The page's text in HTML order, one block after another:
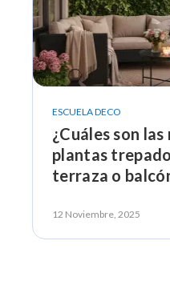
ESCUELA DECO
¿Cuáles son
plantas
terraza o
12 Noviembre, 2025